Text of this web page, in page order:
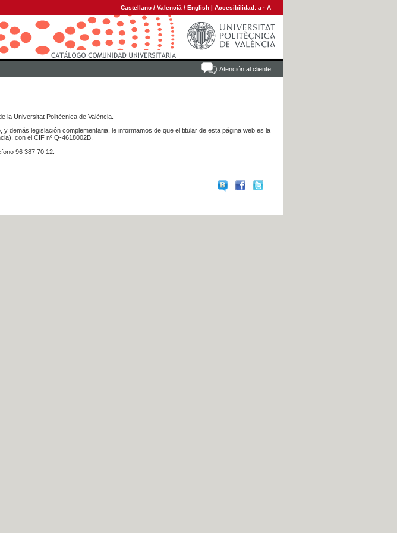
Castellano / Valencià / English | Accesibilidad: a · A
Atención al cliente
la Universitat Politècnica de València.
demás legislación complementaria, le informamos de que el titular de esta página web es la
con el CIF nº Q-4618002B.
96 387 70 12.